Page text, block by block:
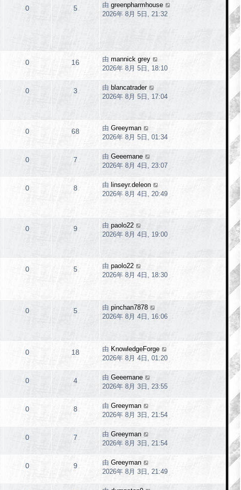
0 5 由 greenpharmhouse
2026年 8月 5日, 21:32
0 16 由 mannick grey
2026年 8月 5日, 18:10
0 3 由 blancatrader
2026年 8月 5日, 17:04
0 68 由 Greeyman
2026年 8月 5日, 01:34
0 7 由 Geeemane
2026年 8月 4日, 23:07
0 8 由 linseyr.deleon
2026年 8月 4日, 20:49
0 9 由 paolo22
2026年 8月 4日, 19:00
0 5 由 paolo22
2026年 8月 4日, 18:30
0 5 由 pinchan7878
2026年 8月 4日, 16:06
0 18 由 KnowledgeForge
2026年 8月 4日, 01:20
0 4 由 Geeemane
2026年 8月 3日, 23:55
0 8 由 Greeyman
2026年 8月 3日, 21:54
0 7 由 Greeyman
2026年 8月 3日, 21:54
0 9 由 Greeyman
2026年 8月 3日, 21:49